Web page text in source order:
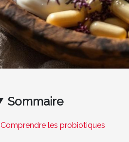
Sommaire
Comprendre les probiotiques